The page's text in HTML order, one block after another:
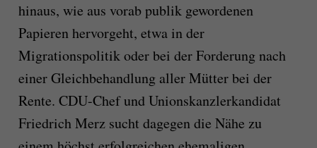
hinaus, wie aus vorab publik gewordenen
Papieren hervorgeht, etwa in der
Migrationspolitik oder bei der Forderung nach
einer Gleichbehandlung aller Mütter bei der
Rente. CDU-Chef und Unionskanzlerkandidat
Friedrich Merz sucht dagegen die Nähe zu